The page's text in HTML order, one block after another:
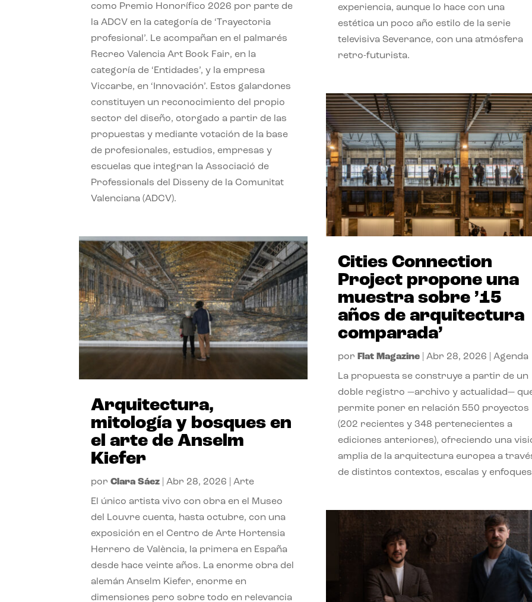
como Premio Honorífico 2026 por parte de
la ADCV en la categoría de ‘Trayectoria
profesional’. Le acompañan en el palmarés
Recreo Valencia Art Book Fair, en la
categoría de ‘Entidades’, y la empresa
Viccarbe, en ‘Innovación’. Estos galardones
constituyen un reconocimiento del propio
sector del diseño, otorgado a partir de las
propuestas y mediante votación de la base
de profesionales, estudios, empresas y
escuelas que integran la Associació de
Professionals del Disseny de la Comunitat
Valenciana (ADCV).
Arquitectura,
mitología y bosques en
el arte de Anselm
Kiefer
porClara Sáez |Abr 28, 2026 |Arte
El único artista vivo con obra en el Museo
del Louvre cuenta, hasta octubre, con una
exposición en el Centro de Arte Hortensia
Herrero de València, la primera en España
desde hace veinte años. La enorme obra del
alemán Anselm Kiefer, enorme en
dimensiones pero sobre todo en relevancia
experiencia, aunque lo hace con una
estética un poco año estilo de la serie
televisiva Severance, con una atmósfera
retro-futurista.
Cities Connection
Project propone una
muestra sobre ’15
años de arquitectura
comparada’
por Flat Magazine| Abr 28, 2026 Agenda
La propuesta se construye a partir de un
doble registro —archivo y actualidad—
permite poner en relación 550 proyectos
(202 recientes y 348 pertenecientes a
ediciones anteriores), ofreciendo una
amplia de la arquitectura europea a
de distintos contextos, escalas y